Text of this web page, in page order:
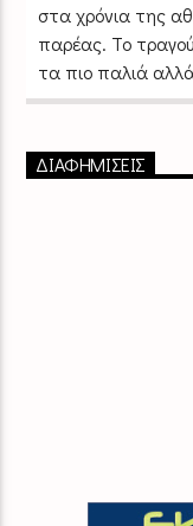
στα χρόνια της
παρέας. Το
τα πιο παλιά
ΔΙΑΦΗΜΙΣΕΙΣ